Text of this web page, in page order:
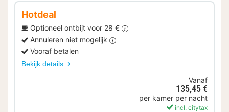
Hotdeal
Optioneel ontbijt voor 28 €
Annuleren niet mogelijk
Vooraf betalen
Bekijk details
Vanaf
135,45 €
per kamer per nacht
incl. citytax